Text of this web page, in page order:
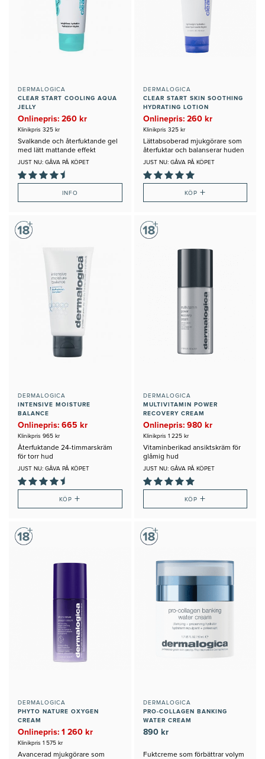
DERMALOGICA
CLEAR START COOLING AQUA
JELLY
Onlinepris: 260 kr
Klinikpris 325 kr
Svalkande och återfuktande gel
med lätt mattande effekt
JUST NU: GÅVA PÅ KÖPET
INFO
DERMALOGICA
CLEAR START SKIN SOOTHING
HYDRATING LOTION
Onlinepris: 260 kr
Klinikpris 325 kr
Lättabsoberad mjukgörare som
återfuktar och balanserar huden
JUST NU: GÅVA PÅ KÖPET
KÖP +
DERMALOGICA
INTENSIVE MOISTURE
BALANCE
Onlinepris: 665 kr
Klinikpris 965 kr
Återfuktande 24-timmarskräm
för torr hud
JUST NU: GÅVA PÅ KÖPET
KÖP+
DERMALOGICA
MULTIVITAMIN POWER
RECOVERY CREAM
Onlinepris: 980 kr
Klinikpris 1 225 kr
Vitaminberikad ansiktskräm för
glåmig hud
JUST NU: GÅVA PÅ KÖPET
KÖP +
DERMALOGICA
PHYTO NATURE OXYGEN
CREAM
Onlinepris: 1 260 kr
Klinikpris 1 575 kr
Avancerad mjukgörare som
DERMALOGICA
PRO-COLLAGEN BANKING
WATER CREAM
890 kr
Fuktcreme som förbättrar volym